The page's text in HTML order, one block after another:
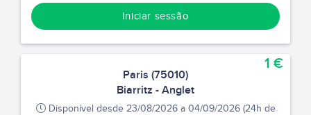
Iniciar sessão
Paris (75010)
Biarritz - Anglet
Disponível desde 23/08/2026 a 04/09/2026 (24h de
1 €